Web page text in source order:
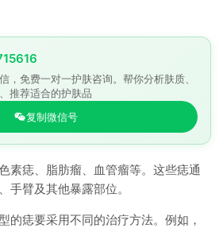
，免费一对一护肤咨询。帮你分析肤质、
推荐适合的护肤品
复制微信号
素痣、脂肪瘤、血管瘤等。这些痣通
手臂及其他暴露部位。
的痣要采用不同的治疗方法。例如，